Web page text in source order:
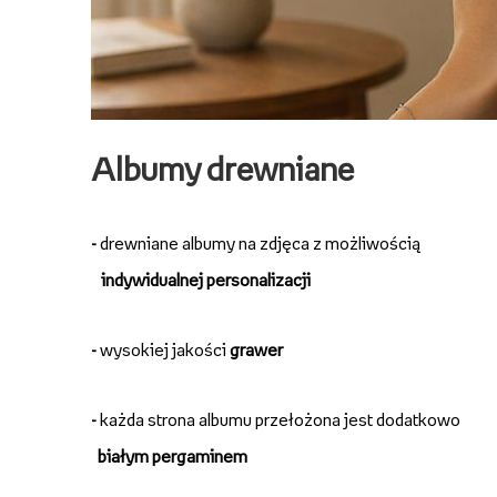
Albumy drewniane
-drewniane albumy na zdjęca z możliwością
indywidualnej personalizacji
-wysokiej jakości grawer
- każda strona albumu przełożona jest dodatkowo
białym pergaminem